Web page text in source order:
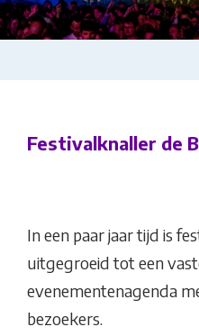
Festivalknaller de
In een paar jaar tijd is
uitgegroeid tot een
evenementenagenda
bezoekers.